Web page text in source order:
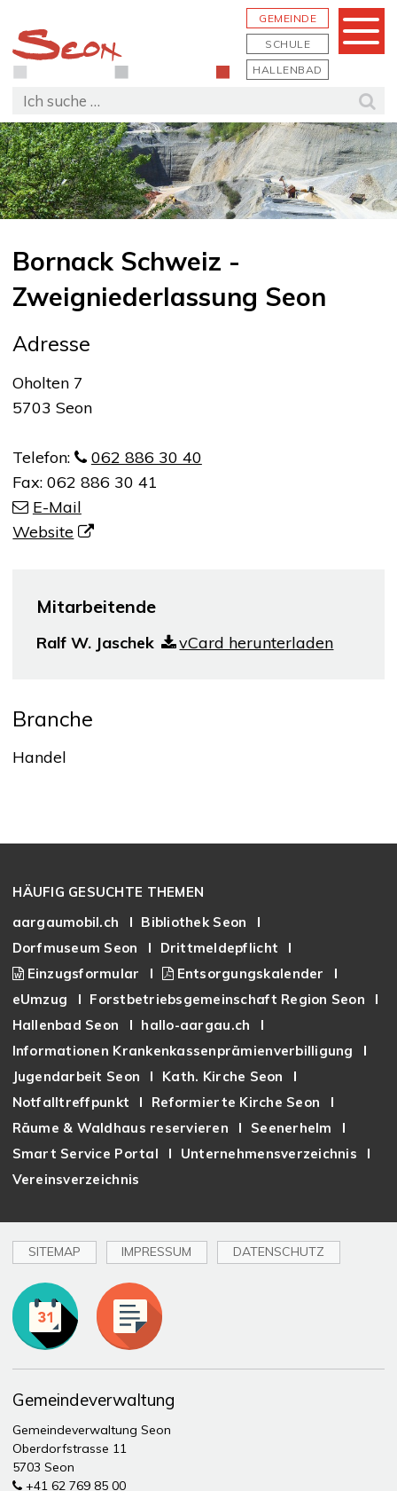
GEMEINDE
SCHULE
HALLENBAD
Menu
Suchbegriff
Bornack Schweiz -
Zweigniederlassung Seon
Adresse
Oholten 7
5703 Seon
Telefon:
062 886 30 40
Fax:062 886 30 41
E-Mail
Website
Mitarbeitende
Ralf W. Jaschek vCard herunterladen
Branche
Handel
HÄUFIG GESUCHTE THEMEN
aargaumobil.ch
Bibliothek Seon
Dorfmuseum Seon
Drittmeldepflicht
Einzugsformular
Entsorgungskalender
eUmzug
Forstbetriebsgemeinschaft Region Seon
Hallenbad Seon
hallo-aargau.ch
Informationen Krankenkassenprämienverbilligung
Jugendarbeit Seon
Kath. Kirche Seon
Notfalltreffpunkt
Reformierte Kirche Seon
Räume & Waldhaus reservieren
Seenerhelm
Smart Service Portal
Unternehmensverzeichnis
Vereinsverzeichnis
SITEMAP IMPRESSUM DATENSCHUTZ
Toplinks
Gemeindeverwaltung
Gemeindeverwaltung Seon
Oberdorfstrasse 11
5703 Seon
+41 62 769 85 00